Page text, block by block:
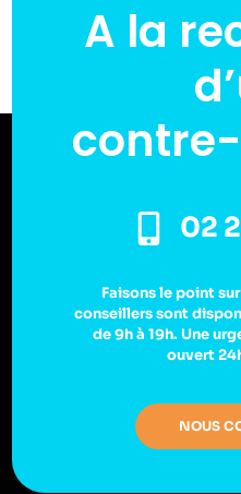
A la
02
Faisons le point
conseillers sont
de 9h à 19h. Une
ouvert
NOUS